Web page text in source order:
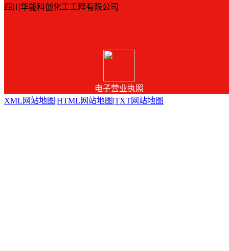
四川华能科创化工工程有限公司
电子营业执照
XML网站地图 |HTML网站地图 |TXT网站地图